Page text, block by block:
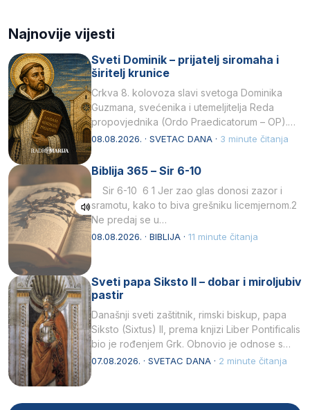
Najnovije vijesti
Sveti Dominik – prijatelj siromaha i
širitelj krunice
Crkva 8. kolovoza slavi svetoga Dominika
Guzmana, svećenika i utemeljitelja Reda
propovjednika (Ordo Praedicatorum – OP).
Svojim životom, dubokom ljubavlju prema
08.08.2026. · SVETAC DANA · 3 minute čitanja
Biblija 365 – Sir 6-10
Sir 6-10 6 1 Jer zao glas donosi zazor i
sramotu, kako to biva grešniku licemjernom.2
Ne predaj se u…
08.08.2026. · BIBLIJA · 11 minute čitanja
Sveti papa Siksto II – dobar i miroljubiv
pastir
Današnji sveti zaštitnik, rimski biskup, papa
Siksto (Sixtus) II, prema knjizi Liber Pontificalis
bio je rođenjem Grk. Obnovio je odnose s
afričkim…
07.08.2026. · SVETAC DANA · 2 minute čitanja